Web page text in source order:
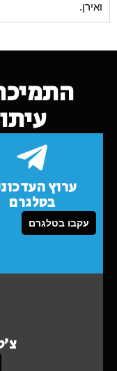
ואירן.
ערוץ
בטלגרם
עקבו בטלגרם